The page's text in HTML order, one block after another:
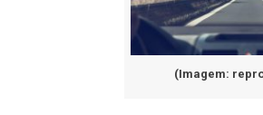
(Imagem: